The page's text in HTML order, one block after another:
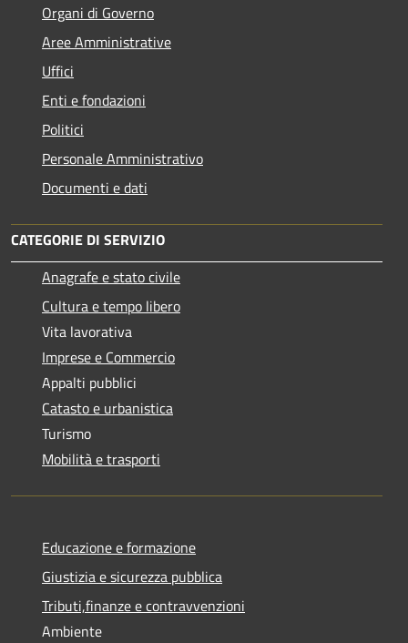
Organi di Governo
Aree Amministrative
Uffici
Enti e fondazioni
Politici
Personale Amministrativo
Documenti e dati
CATEGORIE DI SERVIZIO
Anagrafe e stato civile
Cultura e tempo libero
Vita lavorativa
Imprese e Commercio
Appalti pubblici
Catasto e urbanistica
Turismo
Mobilità e trasporti
Educazione e formazione
Giustizia e sicurezza pubblica
Tributi,finanze e contravvenzioni
Ambiente